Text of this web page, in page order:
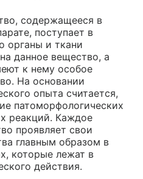
содержащееся в
поступает в
органы и ткани
данное вещество, а
к нему особое
На основании
опыта считается,
патоморфологических
реакций. Каждое
проявляет свои
главным образом в
которые лежат в
действия.